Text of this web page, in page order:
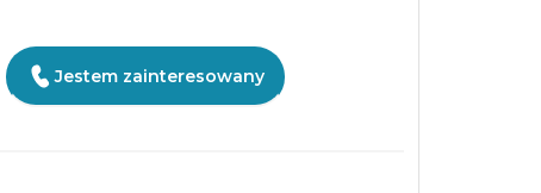
Jestem zainteresowany